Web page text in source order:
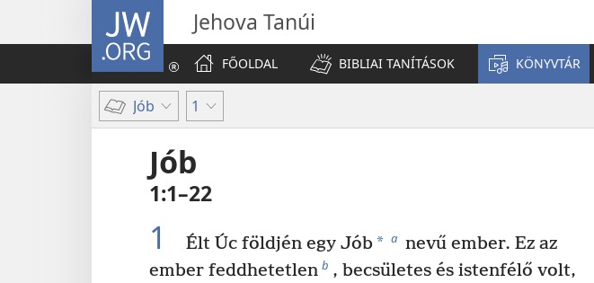
JW.ORG Jehova Tanúi
FŐOLDAL
BIBLIAI TANÍTÁSOK KÖNYVTÁR
Jób 1
Jób
1:1–22
1 Élt Úc földjén egy Jób * a nevű ember. Ez az
ember feddhetetlen b , becsületes és istenfélő volt,